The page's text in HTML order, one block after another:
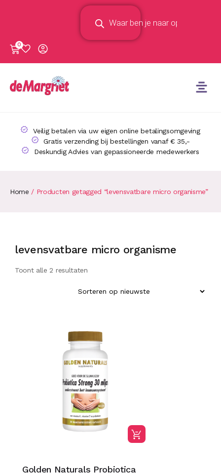
0
Veilig betalen via uw eigen online betalingsomgeving
Gratis verzending bij bestellingen vanaf € 35,-
Deskundig Advies van gepassioneerde medewerkers
Home / Producten getagged “levensvatbare micro organisme”
levensvatbare micro organisme
Toont alle 2 resultaten
Golden Naturals Probiotica